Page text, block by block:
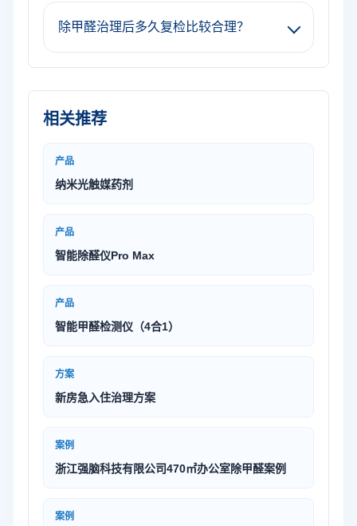
除甲醛治理后多久复检比较合理？
相关推荐
产品
纳米光触媒药剂
产品
智能除醛仪Pro Max
产品
智能甲醛检测仪（4合1）
方案
新房急入住治理方案
案例
浙江强脑科技有限公司470㎡办公室除甲醛案例
案例